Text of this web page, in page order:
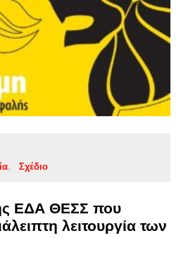
Σχέδιο
ΕΔΑ ΘΕΣΣ που
λειτουργία των